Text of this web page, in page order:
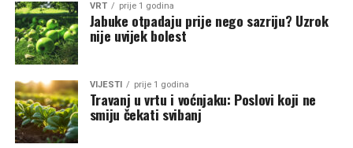
VRT prije 1 godina
Jabuke otpadaju prije nego sazriju? Uzrok
nije uvijek bolest
VIJESTI prije 1 godina
Travanj u vrtu i voćnjaku: Poslovi koji ne
smiju čekati svibanj